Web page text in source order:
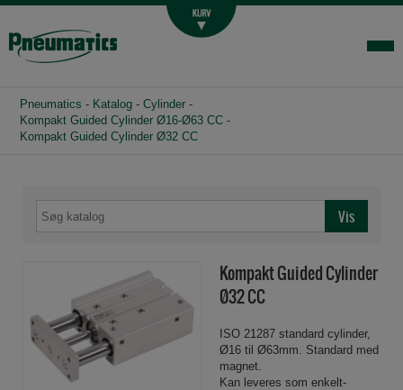
Fittings og slange
Handelsbetingelser
Kontakt
Pneumatics - Katalog - Cylinder -
Kompakt Guided Cylinder Ø16-Ø63 CC -
Kompakt Guided Cylinder Ø32 CC
Kompakt Guided Cylinder
Ø32 CC
ISO 21287 standard cylinder,
Ø16 til Ø63mm. Standard med
magnet.
Kan leveres som enkelt-